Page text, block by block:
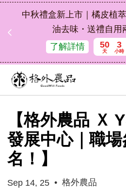
中秋禮盒新上市｜橘皮植
油去味・送禮自用
了解詳情
50
天
3
小時
【格外農品 Ｘ
發展中心｜職
名！】
Sep 14, 25 • 格外農品